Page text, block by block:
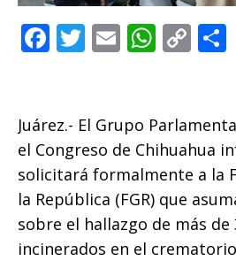
F
e
b
o
o
k
T
te
r
E
l
W
s
A
p
p
C
y
Li
n
k
Juárez.- El Grupo
el Congreso de Chihuahua
solicitará formalmente a la
la República (FGR) que
sobre el hallazgo de más de
incinerados en el